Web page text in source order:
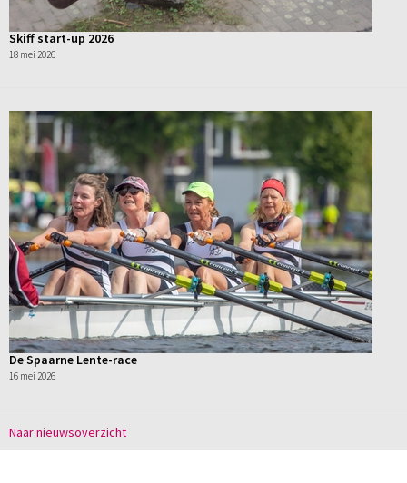
Skiff start-up 2026
18 mei 2026
De Spaarne Lente-race
16 mei 2026
Naar nieuwsoverzicht